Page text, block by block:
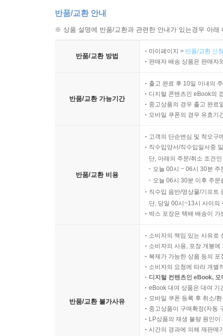
반품/교환 안내
※ 상품 설명에 반품/교환과 관련한 안내가 있는경우 아
반품/교환 방법
마이페이지 > 반품/교환 신
판매자 배송 상품은 판매자
반품/교환 가능기간
출고 완료 후 10일 이내의
디지털 콘텐츠인 eBook의
중고상품의 경우 출고 완료
모바일 쿠폰의 경우 유효기
반품/교환 비용
고객의 단순변심 및 착오구
직수입양서/직수입일서중
단, 아래의 주문/취소 조건
오늘 00시 ~ 06시 30분
오늘 06시 30분 이후 주
직수입 음반/영상물/기프트
단, 당일 00시~13시 사이의
박스 포장은 택배 배송이
반품/교환 불가사유
소비자의 책임 있는 사유로
소비자의 사용, 포장 개봉
복제가 가능한 상품 등의
소비자의 요청에 따라 개별
디지털 컨텐츠인 eBook,
eBook 대여 상품은 대여 기
모바일 쿠폰 등록 후 취소/
중고상품이 구매확정(자동
LP상품의 재생 불량 원인
시간의 경과에 의해 재판매